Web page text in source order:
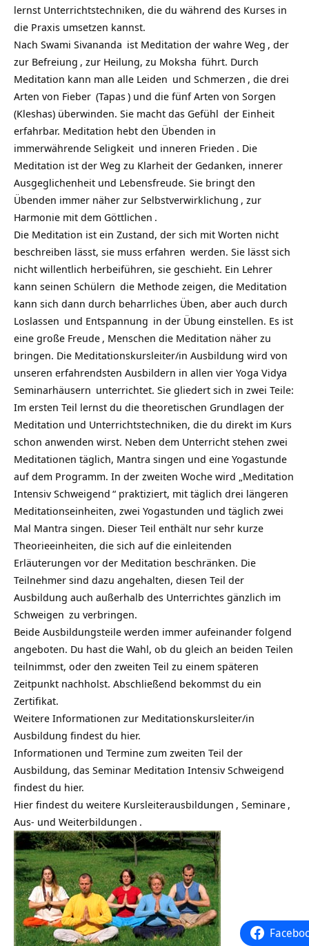
lernst Unterrichtstechniken, die du während des Kurses in
die Praxis umsetzen kannst.
Nach Swami Sivananda ist Meditation der wahre Weg , der
zur Befreiung , zur Heilung, zu Moksha führt. Durch
Meditation kann man alle Leiden und Schmerzen , die drei
Arten von Fieber (Tapas) und die fünf Arten von Sorgen
(Kleshas) überwinden. Sie macht das Gefühl der Einheit
erfahrbar. Meditation hebt den Übenden in
immerwährende Seligkeit und inneren Frieden . Die
Meditation ist der Weg zu Klarheit der Gedanken, innerer
Ausgeglichenheit und Lebensfreude. Sie bringt den
Übenden immer näher zur Selbstverwirklichung , zur
Harmonie mit dem Göttlichen .
Die Meditation ist ein Zustand, der sich mit Worten nicht
beschreiben lässt, sie muss erfahren werden. Sie lässt sich
nicht willentlich herbeiführen, sie geschieht. Ein Lehrer
kann seinen Schülern die Methode zeigen, die Meditation
kann sich dann durch beharrliches Üben, aber auch durch
Loslassen und Entspannung in der Übung einstellen. Es ist
eine große Freude , Menschen die Meditation näher zu
bringen. Die Meditationskursleiter/in Ausbildung wird von
unseren erfahrendsten Ausbildern in allen vier Yoga Vidya
Seminarhäusern unterrichtet. Sie gliedert sich in zwei Teile:
Im ersten Teil lernst du die theoretischen Grundlagen der
Meditation und Unterrichtstechniken, die du direkt im Kurs
schon anwenden wirst. Neben dem Unterricht stehen zwei
Meditationen täglich, Mantra singen und eine Yogastunde
auf dem Programm. In der zweiten Woche wird „ Meditation
Intensiv Schweigend “ praktiziert, mit täglich drei längeren
Meditationseinheiten, zwei Yogastunden und täglich zwei
Mal Mantra singen. Dieser Teil enthält nur sehr kurze
Theorieeinheiten, die sich auf die einleitenden
Erläuterungen vor der Meditation beschränken. Die
Teilnehmer sind dazu angehalten, diesen Teil der
Ausbildung auch außerhalb des Unterrichtes gänzlich im
Schweigen zu verbringen.
Beide Ausbildungsteile werden immer aufeinander folgend
angeboten. Du hast die Wahl, ob du gleich an beiden Teilen
teilnimmst, oder den zweiten Teil zu einem späteren
Zeitpunkt nachholst. Abschließend bekommst du ein
Zertifikat.
Weitere Informationen zur Meditationskursleiter/in
Ausbildung findest du hier.
Informationen und Termine zum zweiten Teil der
Ausbildung, das Seminar Meditation Intensiv Schweigend
findest du hier.
Hier findest du weitere Kursleiterausbildungen , Seminare ,
Aus- und Weiterbildungen .